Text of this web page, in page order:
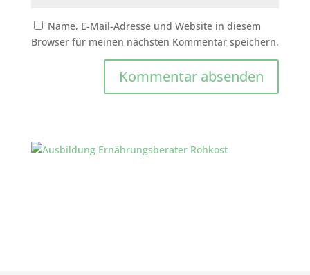
Name, E-Mail-Adresse und Website in diesem
Browser für meinen nächsten Kommentar speichern.